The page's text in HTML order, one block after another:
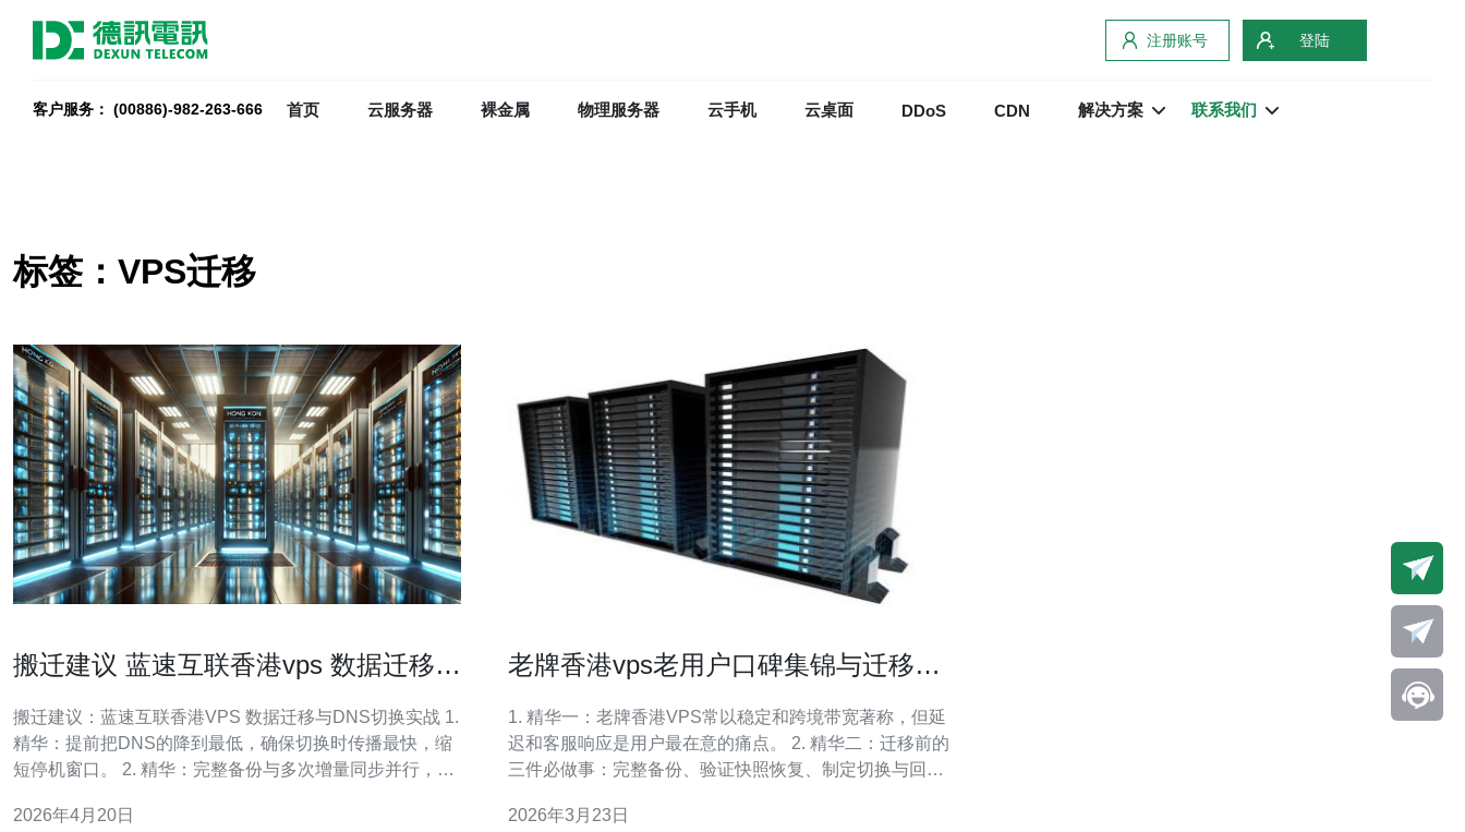
注册账号 登陆
客户服务： (00886)-982-263-666 首页 云服务器 裸金属 物理服务器 云手机 云桌面 DDoS CDN 解决方案 联系我们
标签：VPS迁移
搬迁建议 蓝速互联香港vps 数据迁移与
搬迁建议：蓝速互联香港VPS 数据迁移与DNS切换实战 1.
精华：提前把DNS的降到最低，确保切换时传播最快，缩
短停机窗口。 2. 精华：完整备份与多次增量同步并行，利
港VPS做完整预演和灰度验证，再做最终DNS切换，并保
2026年4月20日
老牌香港vps老用户口碑集锦与迁移注
1. 精华一：老牌香港VPS常以稳定和跨境带宽著称，但延
迟和客服响应是用户最在意的痛点。 2. 精华二：迁移前的
三件必做事：完整备份、验证快照恢复、制定切换与回滚
决定成败，重点关注DNS生效、数据库一致性、邮件与
2026年3月23日